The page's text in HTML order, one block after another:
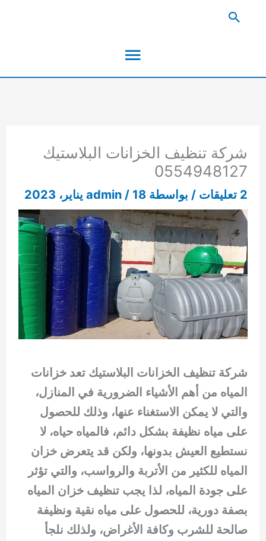
القائمة
البحث
شركة تنظيف الخزانات البلاستيك
0554948127
2 تعليقات / بواسطة admin / 18 يناير، 2023
شركة تنظيف الخزانات البلاستيك تعد خزانات
المياه من أهم الأشياء الضرورية في المنازل،
والتي لا يمكن الاستغناء عنها، وذلك للحصول
على مياه نظيفة بشكل دائم، فالمياه حياه، لا
نستطيع العيش بدونها، ولكن قد يتعرض خزان
المياه للكثير من الأتربة والرواسب، والتي تؤثر
على جودة المياه، لذا يجب تنظيف خزان المياه
بصفة دورية، للحصول على مياه نقية ونظيفة
صالحة للشرب وكافة الأغراض، ولذلك نلجأ